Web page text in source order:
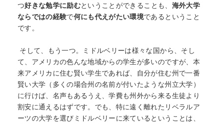
つ好きな勉学に励むということができることも、 海外大学
ならではの経験で何にも代えがたい環境であるということ
です。
そして、もう一つ。ミドルベリーは様々な国から、そし
て、アメリカの色んな地域からの学生が多いのですが、本
来アメリカに住む賢い学生であれば、自分が住む州で一番
賢い大学（多くの場合州の名前が付いたような州立大学）
に行けば、名声もあるうえ、学費も州外から来る生徒より
割安に通えるはずです。でも、特に遠く離れたリベラルア
ーツの大学を選びミドルベリーに来ているということは、